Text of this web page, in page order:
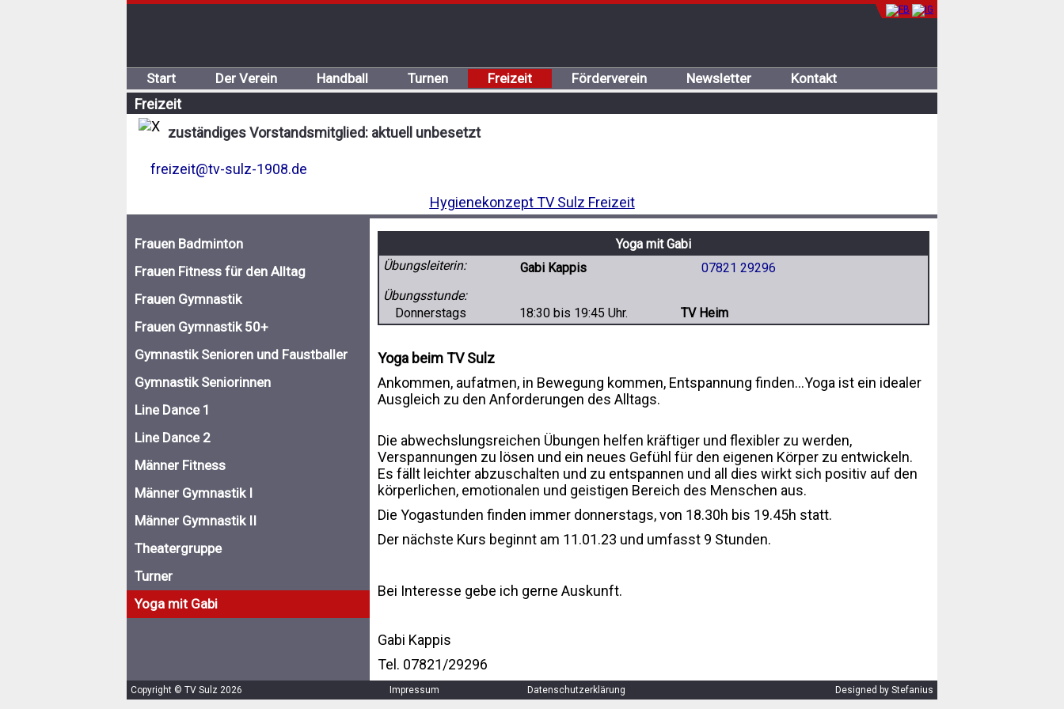
Start Der Verein Handball Turnen Freizeit Förderverein Newsletter Kontakt
Freizeit
zuständiges Vorstandsmitglied: aktuell unbesetzt
freizeit@tv-sulz-1908.de
Hygienekonzept TV Sulz Freizeit
Frauen Badminton
Frauen Fitness für den Alltag
Frauen Gymnastik
Frauen Gymnastik 50+
Gymnastik Senioren und Faustballer
Gymnastik Seniorinnen
Line Dance 1
Line Dance 2
Männer Fitness
Männer Gymnastik I
Männer Gymnastik II
Theatergruppe
Turner
Yoga mit Gabi
Yoga mit Gabi
Übungsleiterin:
Gabi Kappis
07821 29296
Übungsstunde:
Donnerstags
18:30 bis 19:45 Uhr. TV Heim
Yoga beim TV Sulz
Ankommen, aufatmen, in Bewegung kommen, Entspannung finden...Yoga ist ein idealer
Ausgleich zu den Anforderungen des Alltags.
Die abwechslungsreichen Übungen helfen kräftiger und flexibler zu werden,
Verspannungen zu lösen und ein neues Gefühl für den eigenen Körper zu entwickeln.
Es fällt leichter abzuschalten und zu entspannen und all dies wirkt sich positiv auf den
körperlichen, emotionalen und geistigen Bereich des Menschen aus.
Die Yogastunden finden immer donnerstags, von 18.30h bis 19.45h statt.
Der nächste Kurs beginnt am 11.01.23 und umfasst 9 Stunden.
Bei Interesse gebe ich gerne Auskunft.
Gabi Kappis
Tel. 07821/29296
Copyright © TV Sulz 2026 Impressum Datenschutzerklärung Designed by Stefanius